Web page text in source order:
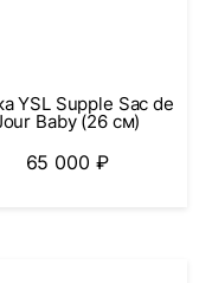
YSL Supple Sac de
Baby (26 см)
65 000 ₽